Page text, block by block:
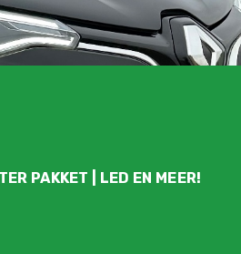
PAKKET | LED EN MEER!